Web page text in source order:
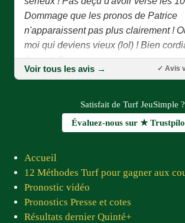
Dommage que les pronos de Patrice
n'apparaissent pas plus clairement !
moi qui deviens vieux (lol) ! Bien
Joseph P. »
Joseph P. — juillet 2026
« Bonjour Patrice, Tout d'abord je
d'avoir eu l'idée de créer ce site
pour les joueurs et les pronostiqueurs.
nous proposent des pronostics fiables.
rétablissement à Jean Luc ! Vous
et adorables »
Pierre C.D. — juin 2026
Voir tous les avis → ✓ Avis
Satisfait de Turf JeuSimple ?
Évaluez-nous sur ★
Accueil
12 Méthodes Turf pour gagner aux
Pronostic vidéo
Pronostics Presse et cotes
Résultats dernier Quinté+